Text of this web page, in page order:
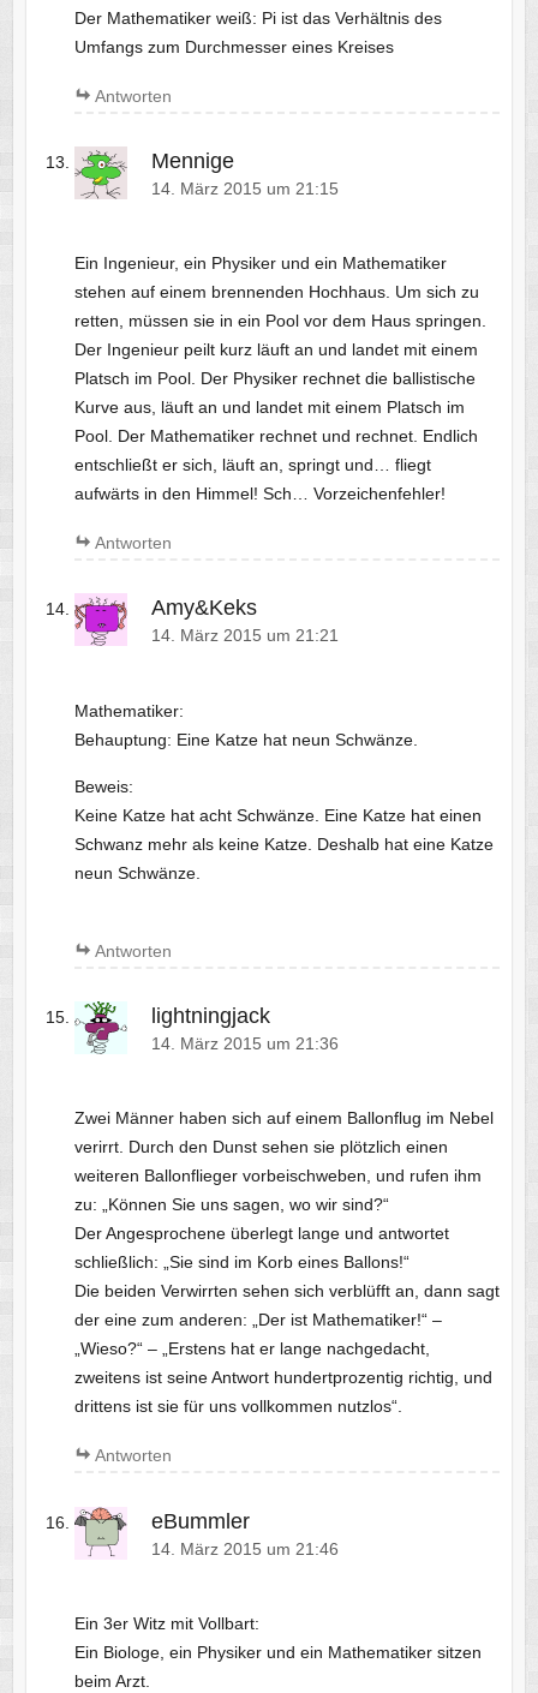
Der Mathematiker weiß: Pi ist das Verhältnis des
Umfangs zum Durchmesser eines Kreises
Antworten
Mennige
14. März 2015 um 21:15
Ein Ingenieur, ein Physiker und ein Mathematiker
stehen auf einem brennenden Hochhaus. Um sich zu
retten, müssen sie in ein Pool vor dem Haus springen.
Der Ingenieur peilt kurz läuft an und landet mit einem
Platsch im Pool. Der Physiker rechnet die ballistische
Kurve aus, läuft an und landet mit einem Platsch im
Pool. Der Mathematiker rechnet und rechnet. Endlich
entschließt er sich, läuft an, springt und… fliegt
aufwärts in den Himmel! Sch… Vorzeichenfehler!
Antworten
Amy&Keks
14. März 2015 um 21:21
Mathematiker:
Behauptung: Eine Katze hat neun Schwänze.
Beweis:
Keine Katze hat acht Schwänze. Eine Katze hat einen
Schwanz mehr als keine Katze. Deshalb hat eine Katze
neun Schwänze.
Antworten
lightningjack
14. März 2015 um 21:36
Zwei Männer haben sich auf einem Ballonflug im Nebel
verirrt. Durch den Dunst sehen sie plötzlich einen
weiteren Ballonflieger vorbeischweben, und rufen ihm
zu: „Können Sie uns sagen, wo wir sind?“
Der Angesprochene überlegt lange und antwortet
schließlich: „Sie sind im Korb eines Ballons!“
Die beiden Verwirrten sehen sich verblüfft an, dann sagt
der eine zum anderen: „Der ist Mathematiker!“ –
„Wieso?“ – „Erstens hat er lange nachgedacht,
zweitens ist seine Antwort hundertprozentig richtig, und
drittens ist sie für uns vollkommen nutzlos“.
Antworten
eBummler
14. März 2015 um 21:46
Ein 3er Witz mit Vollbart:
Ein Biologe, ein Physiker und ein Mathematiker sitzen
beim Arzt.